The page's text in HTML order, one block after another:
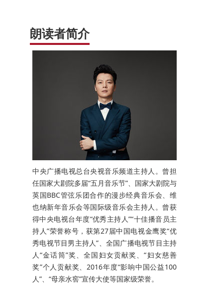
朗读者简介
中央广播电视总台央视音乐频道主持人。曾担
任国家大剧院多届“五月音乐节”、国家大剧院与
英国BBC管弦乐团合作的漫步经典音乐会、维
也纳新年音乐会等国际级音乐会主持人。曾获
得中央电视台年度“优秀主持人”“十佳播音员主
持人”荣誉称号，获第27届中国电视金鹰奖“优
秀电视节目男主持人”、全国广播电视节目主持
人“金话筒”奖、全国妇女贡献奖、“妇女慈善
奖”个人贡献奖、2016年度“影响中国公益100
人”、“母亲水窖”宣传大使等国家级荣誉。